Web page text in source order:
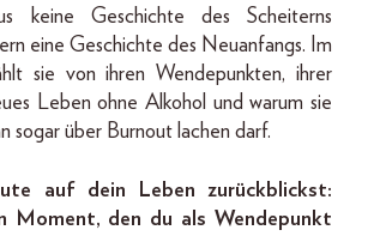
keine Geschichte des Scheiterns
eine Geschichte des Neuanfangs. Im
sie von ihren Wendepunkten, ihrer
Leben ohne Alkohol und warum sie
sogar über Burnout lachen darf.
auf dein Leben zurückblickst:
Moment, den du als Wendepunkt